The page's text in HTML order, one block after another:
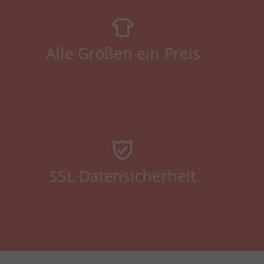
Alle Größen ein Preis
SSL Datensicherheit